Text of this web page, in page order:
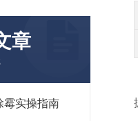
章
霉实操指南